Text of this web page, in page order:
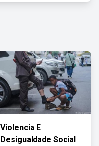
Violencia E
Desigualdade Social